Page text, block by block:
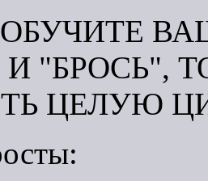
И "БРОСЬ",
ЦЕЛУЮ